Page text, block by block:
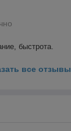
быстрота.
все отзывы